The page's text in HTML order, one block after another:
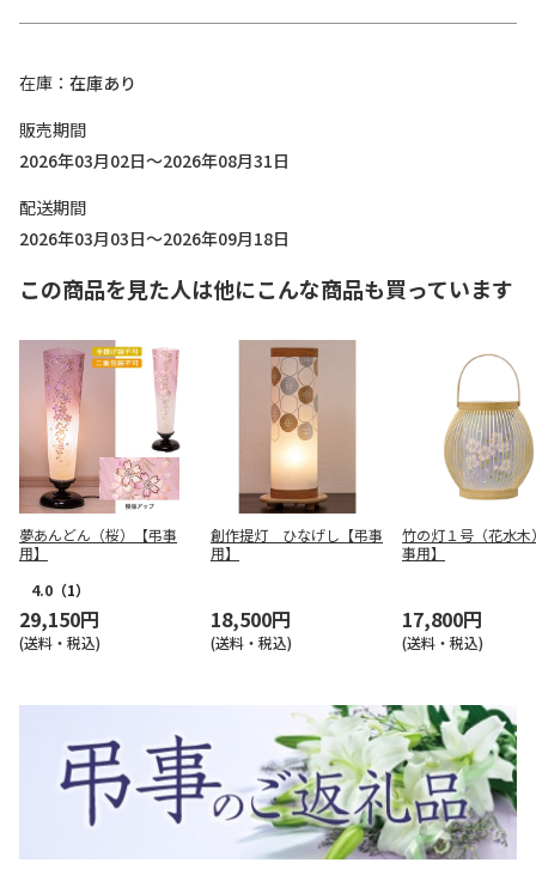
在庫
在庫あり
販売期間
2026年03月02日～2026年08月31日
配送期間
2026年03月03日～2026年09月18日
この商品を見た人は他にこんな商品も買っています
夢あんどん（桜）【弔事
用】
4.0 （1）
29,150円
(送料・税込)
創作提灯 ひなげし【弔事
用】
18,500円
(送料・税込)
竹の灯１号（花水木
事用】
17,800円
(送料・税込)